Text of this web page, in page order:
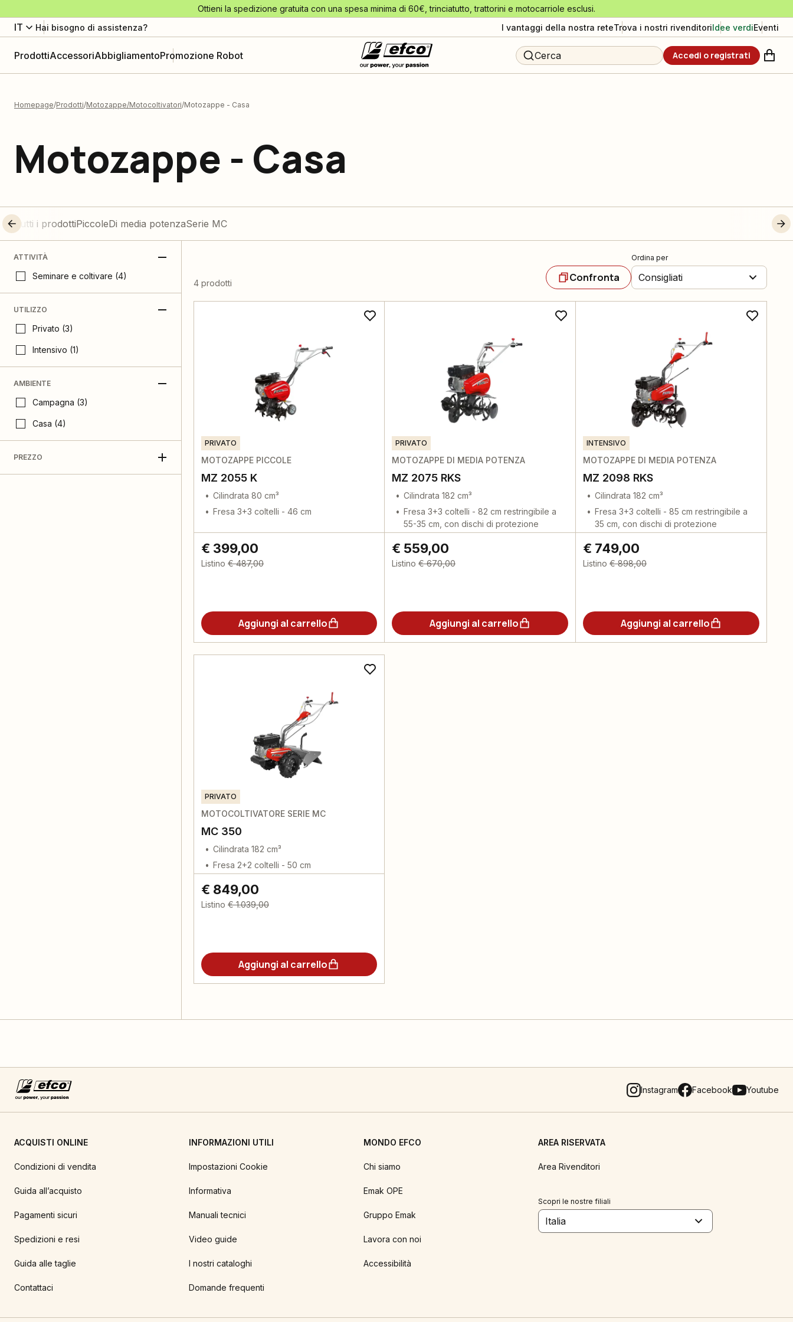
Ottieni la spedizione gratuita con una spesa minima di 60€, trinciatutto, trattorini e motocarriole esclusi.
IT Hai bisogno di assistenza? I vantaggi della nostra reteTrova i nostri rivenditoriIdee verdiEventi
ProdottiAccessoriAbbigliamentoPromozione Robot Cerca Accedi o registrati
Homepage Prodotti Motozappe/Motocoltivatori Motozappe - Casa
Motozappe - Casa
Tutti i prodottiPiccoleDi media potenzaSerie MC
ATTIVITÀ
Seminare e coltivare (4)
UTILIZZO
Privato (3)
Intensivo (1)
AMBIENTE
Campagna (3)
Casa (4)
PREZZO
4 prodotti Confronta
Ordina per
Consigliati
PRIVATO
MOTOZAPPE PICCOLE
MZ 2055 K
Cilindrata 80 cm³
Fresa 3+3 coltelli - 46 cm
€ 399,00
Listino € 487,00
Aggiungi al carrello
PRIVATO
MOTOZAPPE DI MEDIA POTENZA
MZ 2075 RKS
Cilindrata 182 cm³
Fresa 3+3 coltelli - 82 cm restringibile a
55-35 cm, con dischi di protezione
€ 559,00
Listino € 670,00
Aggiungi al carrello
INTENSIVO
MOTOZAPPE DI MEDIA POTENZA
MZ 2098 RKS
Cilindrata 182 cm³
Fresa 3+3 coltelli - 85 cm restringibile a
35 cm, con dischi di protezione
€ 749,00
Listino € 898,00
Aggiungi al carrello
PRIVATO
MOTOCOLTIVATORE SERIE MC
MC 350
Cilindrata 182 cm³
Fresa 2+2 coltelli - 50 cm
€ 849,00
Listino € 1.039,00
Aggiungi al carrello
Instagram Facebook Youtube
ACQUISTI ONLINE
Condizioni di vendita
Guida all’acquisto
Pagamenti sicuri
Spedizioni e resi
Guida alle taglie
Contattaci
INFORMAZIONI UTILI
Impostazioni Cookie
Informativa
Manuali tecnici
Video guide
I nostri cataloghi
Domande frequenti
MONDO EFCO
Chi siamo
Emak OPE
Gruppo Emak
Lavora con noi
Accessibilità
AREA RISERVATA
Area Rivenditori
Scopri le nostre filiali
Italia